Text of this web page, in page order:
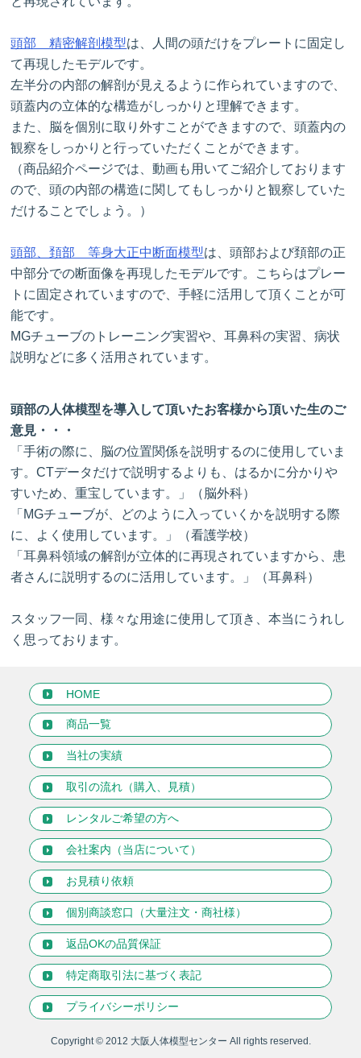
頭部 精密解剖模型は、人間の頭だけをプレートに固定し
て再現したモデルです。
左半分の内部の解剖が見えるように作られていますので、
頭蓋内の立体的な構造がしっかりと理解できます。
また、脳を個別に取り外すことができますので、頭蓋内の
観察をしっかりと行っていただくことができます。
（商品紹介ページでは、動画も用いてご紹介しております
ので、頭の内部の構造に関してもしっかりと観察していた
だけることでしょう。）
頭部、頚部 等身大正中断面模型は、頭部および頚部の正
中部分での断面像を再現したモデルです。こちらはプレー
トに固定されていますので、手軽に活用して頂くことが可
能です。
MGチューブのトレーニング実習や、耳鼻科の実習、病状
説明などに多く活用されています。
頭部の人体模型を導入して頂いたお客様から頂いた生のご
意見・・・
「手術の際に、脳の位置関係を説明するのに使用していま
す。CTデータだけで説明するよりも、はるかに分かりや
すいため、重宝しています。」（脳外科）
「MGチューブが、どのように入っていくかを説明する際
に、よく使用しています。」（看護学校）
「耳鼻科領域の解剖が立体的に再現されていますから、患
者さんに説明するのに活用しています。」（耳鼻科）
スタッフ一同、様々な用途に使用して頂き、本当にうれし
く思っております。
HOME
商品一覧
当社の実績
取引の流れ（購入、見積）
レンタルご希望の方へ
会社案内（当店について）
お見積り依頼
個別商談窓口（大量注文・商社様）
返品OKの品質保証
特定商取引法に基づく表記
プライバシーポリシー
Copyright © 2012 大阪人体模型センター All rights reserved.